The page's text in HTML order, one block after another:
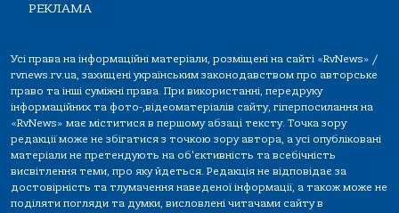
РЕКЛАМА
Усі права на інформаційні матеріали, розміщені на сайті «RvNews» /
rvnews.rv.ua, захищені українським законодавством про авторське
право та інші суміжні права. При використанні, передруку
інформаційних та фото-,відеоматеріалів сайту, гіперпосилання на
«RvNews» має міститися в першому абзаці тексту. Точка зору
редакції може не збігатися з точкою зору автора, а усі опубліковані
матеріали не претендують на об'єктивність та всебічність
висвітлення теми, про яку йдеться. Редакція не відповідає за
достовірність та тлумачення наведеної інформації, а також може не
поділяти погляди та думки, висловлені читачами сайту в